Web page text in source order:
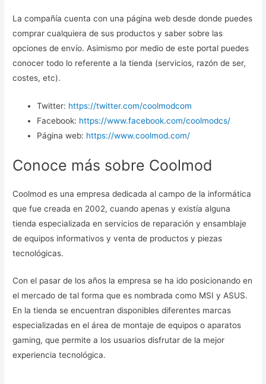
La compañía cuenta con una página web desde donde puedes
comprar cualquiera de sus productos y saber sobre las
opciones de envío. Asimismo por medio de este portal puedes
conocer todo lo referente a la tienda (servicios, razón de ser,
costes, etc).
Twitter: https://twitter.com/coolmodcom
Facebook: https://www.facebook.com/coolmodcs/
Página web: https://www.coolmod.com/
Conoce más sobre Coolmod
Coolmod es una empresa dedicada al campo de la informática
que fue creada en 2002, cuando apenas y existía alguna
tienda especializada en servicios de reparación y ensamblaje
de equipos informativos y venta de productos y piezas
tecnológicas.
Con el pasar de los años la empresa se ha ido posicionando en
el mercado de tal forma que es nombrada como MSI y ASUS.
En la tienda se encuentran disponibles diferentes marcas
especializadas en el área de montaje de equipos o aparatos
gaming, que permite a los usuarios disfrutar de la mejor
experiencia tecnológica.